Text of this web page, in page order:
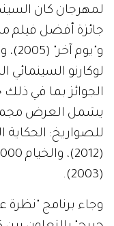
جائزة أفضل فيلم
لوكارنو
الجوائز بما في
يشمل العرض
للصواريخ: الحكاية
(2003).
وجاء برنامج "نظرة